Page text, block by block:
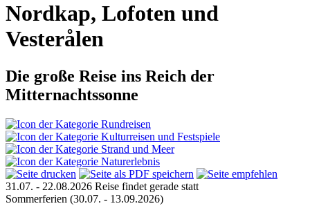
Nordkap, Lofoten und
Vesterålen
Die große Reise ins Reich der
Mitternachtssonne
31.07. - 22.08.2026 Reise findet gerade statt
Sommerferien (30.07. - 13.09.2026)